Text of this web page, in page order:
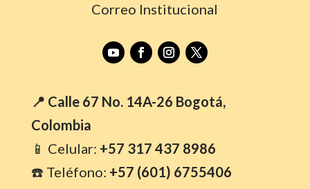
Correo Institucional
📍 Calle 67 No. 14A-26 Bogotá,
Colombia
📱 Celular: +57 317 437 8986
☎️ Teléfono: +57 (601) 6755406